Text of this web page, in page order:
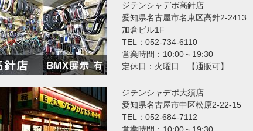
ジテンシャデポ高針店
愛知県名古屋市名東区高針2-2413
加倉ビル1F
TEL：052-734-6110
営業時間：10:00～19:30
定休日：火曜日 【通販可】
ジテンシャデポ大須店
愛知県名古屋市中区松原2-22-15
TEL：052-684-7112